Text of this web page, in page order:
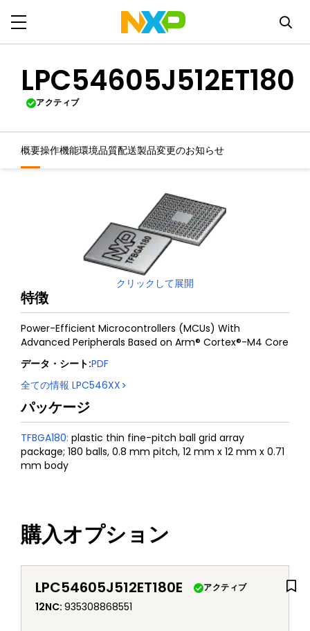
LPC54605J512ET180
アクティブ
概要操作機能環境品質配送製品変更のお知らせ
クリックして展開
特徴
Power-Efficient Microcontrollers (MCUs) With
Advanced Peripherals Based on Arm® Cortex®-M4 Core
データ・シート:PDF
全ての情報 LPC546XX
パッケージ
TFBGA180: plastic thin fine-pitch ball grid array
package; 180 balls, 0.8 mm pitch, 12 mm x 12 mm x 0.71
mm body
購入オプション
LPC54605J512ET180E アクティブ
12NC: 935308868551